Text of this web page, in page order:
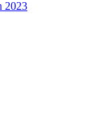
2023